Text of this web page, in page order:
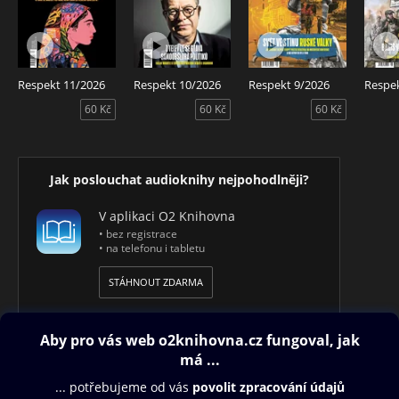
Respekt 11/2026
60 Kč
Respekt 10/2026
60 Kč
Respekt 9/2026
60 Kč
Jak poslouchat audioknihy nejpohodlněji?
V aplikaci O2 Knihovna
• bez registrace
• na telefonu i tabletu
STÁHNOUT ZDARMA
Obsah ke stažení